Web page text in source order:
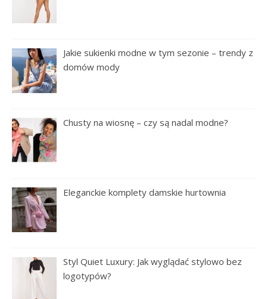
Jakie sukienki modne w tym sezonie – trendy z
domów mody
Chusty na wiosnę – czy są nadal modne?
Eleganckie komplety damskie hurtownia
Styl Quiet Luxury: Jak wyglądać stylowo bez
logotypów?